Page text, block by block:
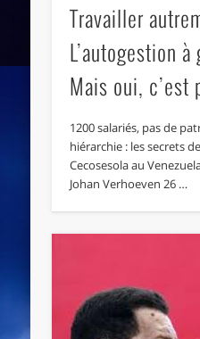
Travailler
L’autogestion
Mais oui, c’est
1200 salariés, pas de
hiérarchie : les secrets
Cecosesola au
Johan Verhoeven 26 …